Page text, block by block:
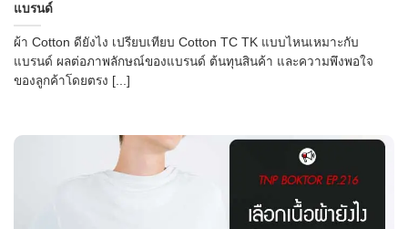
แบรนด์
ผ้า Cotton ดียังไง เปรียบเทียบ Cotton TC TK แบบไหนเหมาะกับ
แบรนด์ ผลต่อภาพลักษณ์ของแบรนด์ ต้นทุนสินค้า และความพึงพอใจ
ของลูกค้าโดยตรง [...]